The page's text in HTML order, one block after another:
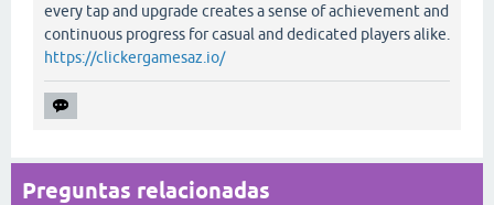
every tap and upgrade creates a sense of achievement and
continuous progress for casual and dedicated players alike.
https://clickergamesaz.io/
Preguntas relacionadas